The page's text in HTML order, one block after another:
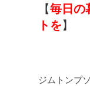
【毎日の
トを】
ジムトンプ